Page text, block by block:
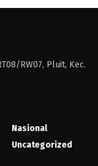
RW07, Pluit, Kec.
Nasional
Uncategorized